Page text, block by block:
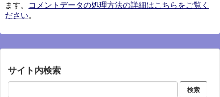
ます。
コメントデータの処理方法の詳細はこちらをご覧く
ださい。
サイト内検索